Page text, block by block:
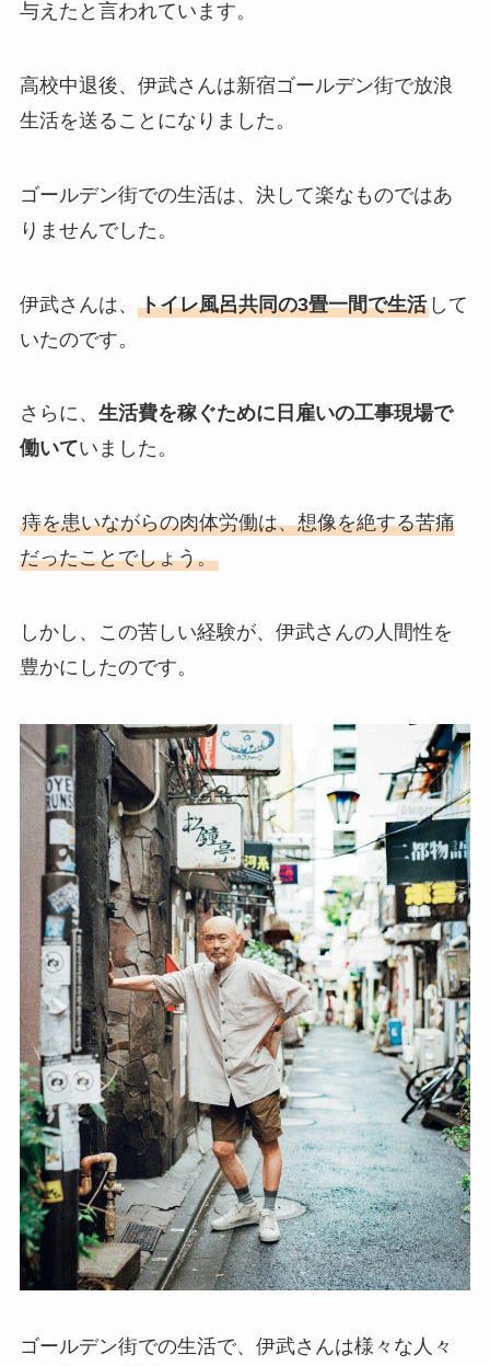
与えたと言われています。
高校中退後、伊武さんは新宿ゴールデン街で放浪
生活を送ることになりました。
ゴールデン街での生活は、決して楽なものではあ
りませんでした。
伊武さんは、 トイレ風呂共同の3畳一間で生活して
いたのです。
さらに、 生活費を稼ぐために日雇いの工事現場で
働いていました。
痔を患いながらの肉体労働は、想像を絶する苦痛
だったことでしょう。
しかし、この苦しい経験が、伊武さんの人間性を
豊かにしたのです。
ゴールデン街での生活で、伊武さんは様々な人々